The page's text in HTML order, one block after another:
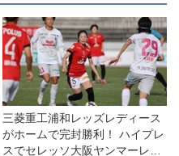
三菱重工浦和レッズレディース
がホームで完封勝利！ ハイプレ
スでセレッソ大阪ヤンマーレデ